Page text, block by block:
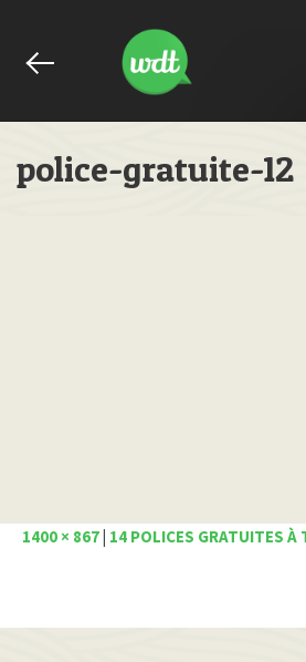
police-gratuite-12
1400 × 867| 14 POLICES GRATUITES À